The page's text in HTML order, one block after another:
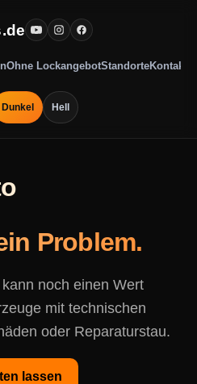
Ohne LockangebotStandorteKontakt
Dunkel Hell
Problem.
noch einen Wert
mit technischen
oder Reparaturstau.
lassen